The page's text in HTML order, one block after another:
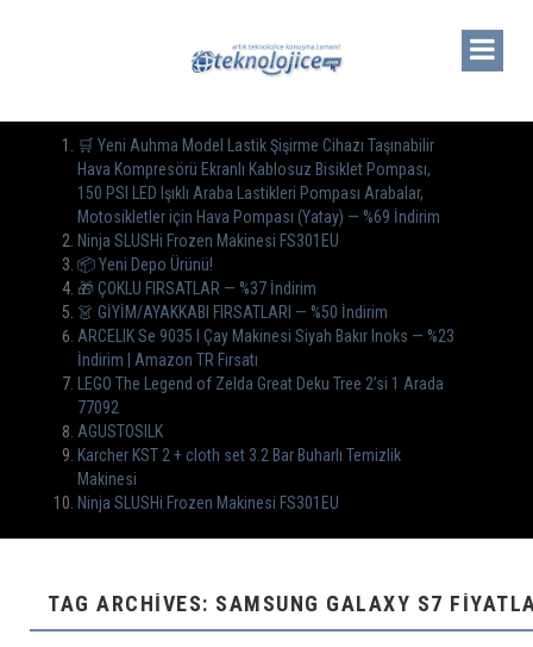
🛒 Yeni Auhma Model Lastik Şişirme Cihazı Taşınabilir
Hava Kompresörü Ekranlı Kablosuz Bisiklet Pompası,
150 PSI LED Işıklı Araba Lastikleri Pompası Arabalar,
Motosikletler için Hava Pompası (Yatay) — %69 İndirim
Ninja SLUSHi Frozen Makinesi FS301EU
📦 Yeni Depo Ürünü!
🎁 ÇOKLU FIRSATLAR — %37 İndirim
👗 GİYİM/AYAKKABI FIRSATLARI — %50 İndirim
ARCELIK Se 9035 I Çay Makinesi Siyah Bakır Inoks — %23
İndirim | Amazon TR Fırsatı
LEGO The Legend of Zelda Great Deku Tree 2’si 1 Arada
77092
AGUSTOSILK
Karcher KST 2 + cloth set 3.2 Bar Buharlı Temizlik
Makinesi
Ninja SLUSHi Frozen Makinesi FS301EU
TAG ARCHIVES: SAMSUNG GALAXY S7